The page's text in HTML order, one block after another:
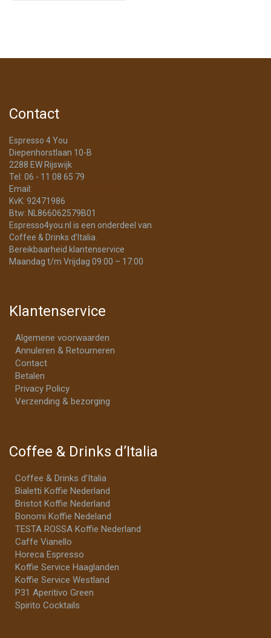
Contact
Espresso 4 You
Diepenhorstlaan 10-B
2288 EW Rijswijk
Tel: 06 - 11 08 65 79
Email:
KvK: 92471986
Btw: NL866062579B01
Espresso4you.nl is een onderdeel van
Coffee & Drinks d’Italia.
Bereikbaarheid klantenservice
Maandag t/m Vrijdag 09:00 – 17:00
Klantenservice
Algemene voorwaarden
Annuleren & Retourneren
Contact
Betalen
Privacy Policy
Verzending & bezorging
Coffee & Drinks d’Italia
Coffee & Drinks d’Italia
Bialetti Koffie Nederland
Bristot Koffie Nederland
Bonomi Koffie Nedeland
TESTA ROSSA Koffie Nederland
Caffe Vianello
Horeca Espresso
Koffie Service Haaglanden
Koffie Service Westland
P31 Aperitivo Green
Spirito Cocktails